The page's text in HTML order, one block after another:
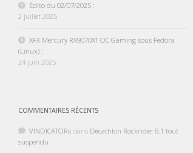
Édito du 02/07/2025 :
2 juillet 2025
XFX Mercury RX9070XT OC Gaming sous Fedora
(Linux) :
24 juin 2025
COMMENTAIRES RÉCENTS
VINDICATORs dans Décathlon Rockrider 6.1 tout
suspendu